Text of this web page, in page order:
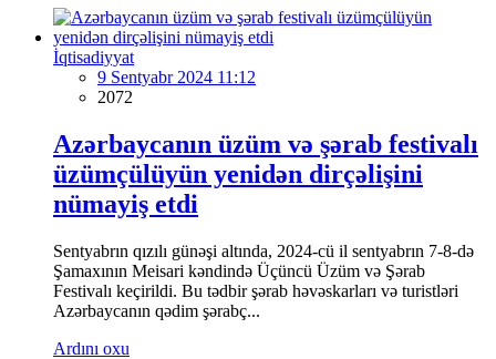
İqtisadiyyat
9 Sentyabr 2024 11:12
2072
Azərbaycanın üzüm və şərab festivalı
üzümçülüyün yenidən dirçəlişini
nümayiş etdi
Sentyabrın qızılı günəşi altında, 2024-cü il sentyabrın 7-8-də
Şamaxının Meisari kəndində Üçüncü Üzüm və Şərab
Festivalı keçirildi. Bu tədbir şərab həvəskarları və turistləri
Azərbaycanın qədim şərabç...
Ardını oxu